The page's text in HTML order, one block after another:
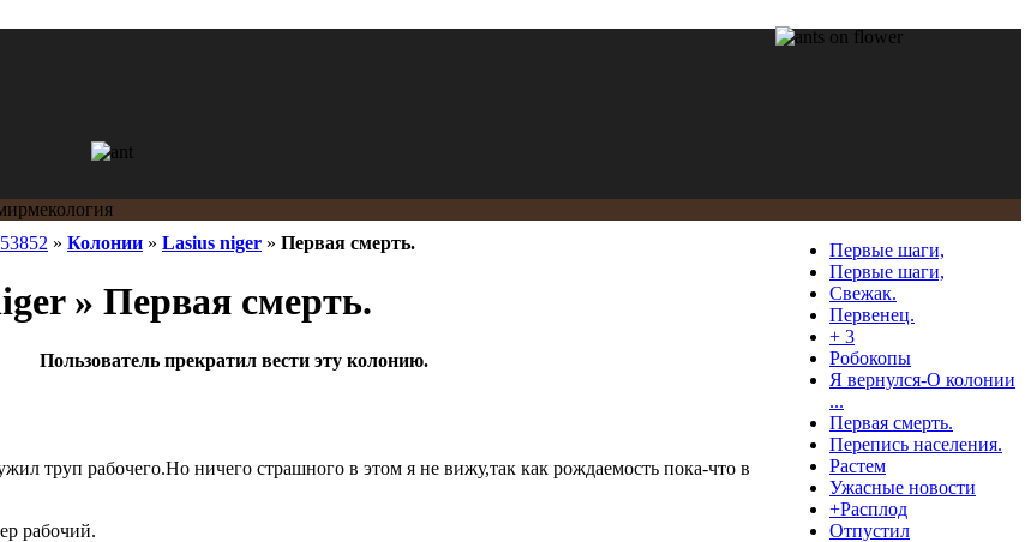
» Колонии » Lasius niger » Первая смерть.
» Первая смерть.
Пользователь прекратил вести эту колонию.
труп рабочего.Но ничего страшного в этом я не вижу,так как рождаемость пока-что в
рабочий.
Первые шаги,
Первые шаги,
Свежак.
Первенец.
+ 3
Робокопы
Я вернулся-О колонии
...
Первая смерть.
Перепись населения.
Растем
Ужасные новости
+Расплод
Отпустил